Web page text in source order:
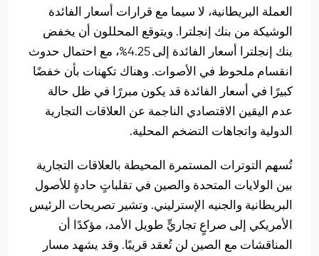
العملة البريطانية، لا سيما مع قرارات أسعار الفائدة
الوشيكة من بنك إنجلترا. ويتوقع المحللون أن يخفض
بنك إنجلترا أسعار الفائدة إلى 4.25%، مع احتمال حدوث
انقسام ملحوظ في الأصوات. وهناك تكهنات بأن خفضًا
كبيرًا في أسعار الفائدة قد يكون مبررًا في ظل حالة
عدم اليقين الاقتصادي الناجمة عن العلاقات التجارية
الدولية واتجاهات التضخم المحلية.
تُسهم التوترات المستمرة المحيطة بالعلاقات التجارية
بين الولايات المتحدة والصين في تقلباتٍ حادةٍ للأصول
البريطانية والجنيه الإسترليني. وتشير تصريحات الرئيس
الأمريكي إلى صراعٍ تجاريٍّ طويل الأمد، مؤكدًا أن
المناقشات مع الصين لن تُعقد قريبًا. وقد يشهد مسار